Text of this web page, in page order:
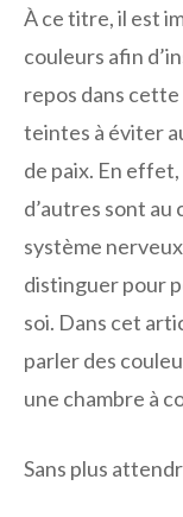
À ce titre, il est
couleurs afin
repos dans cette
teintes à éviter
de paix. En effet,
d’autres sont
système
distinguer pour
soi. Dans cet
parler des
une chambre à
Sans plus